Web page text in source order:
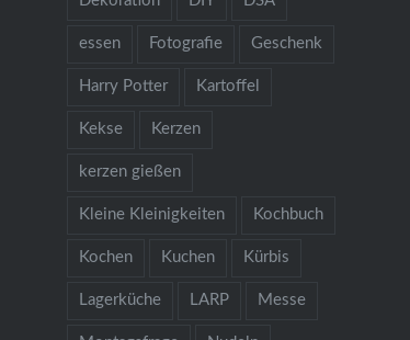
essen Fotografie Geschenk
Harry Potter Kartoffel
Kekse Kerzen
kerzen gießen
Kleine Kleinigkeiten Kochbuch
Kochen Kuchen Kürbis
Lagerküche LARP Messe